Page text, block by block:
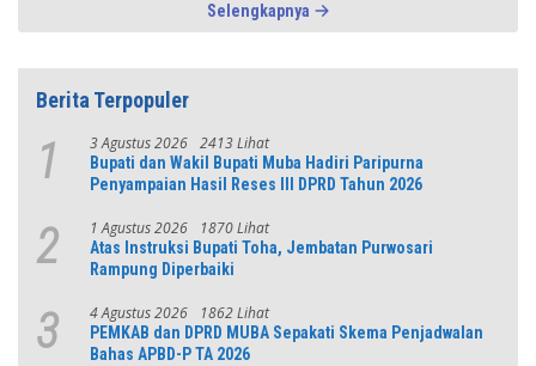
Selengkapnya
Berita Terpopuler
1 3 Agustus 2026 2413 Lihat
Bupati dan Wakil Bupati Muba Hadiri Paripurna
Penyampaian Hasil Reses III DPRD Tahun 2026
2 1 Agustus 2026 1870 Lihat
Atas Instruksi Bupati Toha, Jembatan Purwosari
Rampung Diperbaiki
3 4 Agustus 2026 1862 Lihat
PEMKAB dan DPRD MUBA Sepakati Skema Penjadwalan
Bahas APBD-P TA 2026